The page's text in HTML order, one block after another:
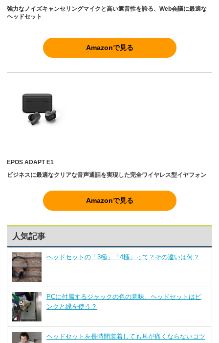
強力なノイズキャンセリングマイクと高い遮音性を誇る、Web会議に最適な
ヘッドセット
Amazonで見る
EPOS ADAPT E1
ビジネスに最適なクリアな音声通話を実現した完全ワイヤレス型イヤフォン
Amazonで見る
人気記事
ヘッドセットの「3極」「4極」って？その違いは何？
PCに付属するジャックの色の意味。ヘッドセットはピ
ンクと緑を使う？
ヘッドセットを長時間装着しても耳が痛くならないコツ